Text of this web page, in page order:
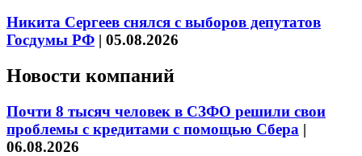
Никита Сергеев снялся с выборов депутатов
Госдумы РФ | 05.08.2026
Новости компаний
Почти 8 тысяч человек в СЗФО решили свои
проблемы с кредитами с помощью Сбера |
06.08.2026